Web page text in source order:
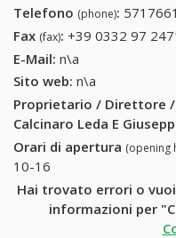
Telefono (phone):
Fax (fax): +39 0332 97
E-Mail: n\a
Sito web: n\a
Proprietario / Direttore
Calcinaro Leda E
Orari di apertura (opening
10-16
Hai trovato errori o
informazioni per